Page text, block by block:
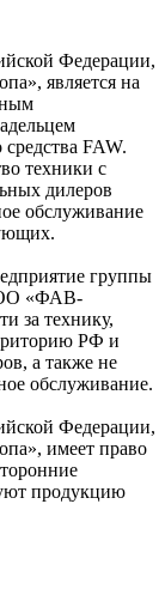
Федерации,
является на
FAW.
техники с
дилеров
обслуживание
группы
«ФАВ-
за технику,
РФ и
а также не
обслуживание.
Федерации,
имеет право
продукцию